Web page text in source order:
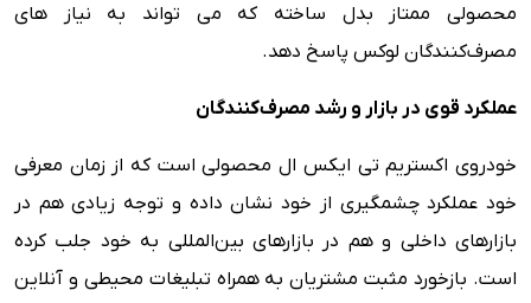
محصولی ممتاز بدل ساخته که می تواند به نیاز های
مصرف‌کنندگان لوکس پاسخ ‌دهد.
عملکرد قوی در بازار و رشد مصرف‌کنندگان
خودروی اکستریم تی ایکس ال محصولی است که از زمان معرفی
خود عملکرد چشمگیری از خود نشان داده و توجه زیادی هم در
بازارهای داخلی و هم در بازارهای بین‌المللی به خود جلب کرده
است. بازخورد مثبت مشتریان به همراه تبلیغات محیطی و آنلاین